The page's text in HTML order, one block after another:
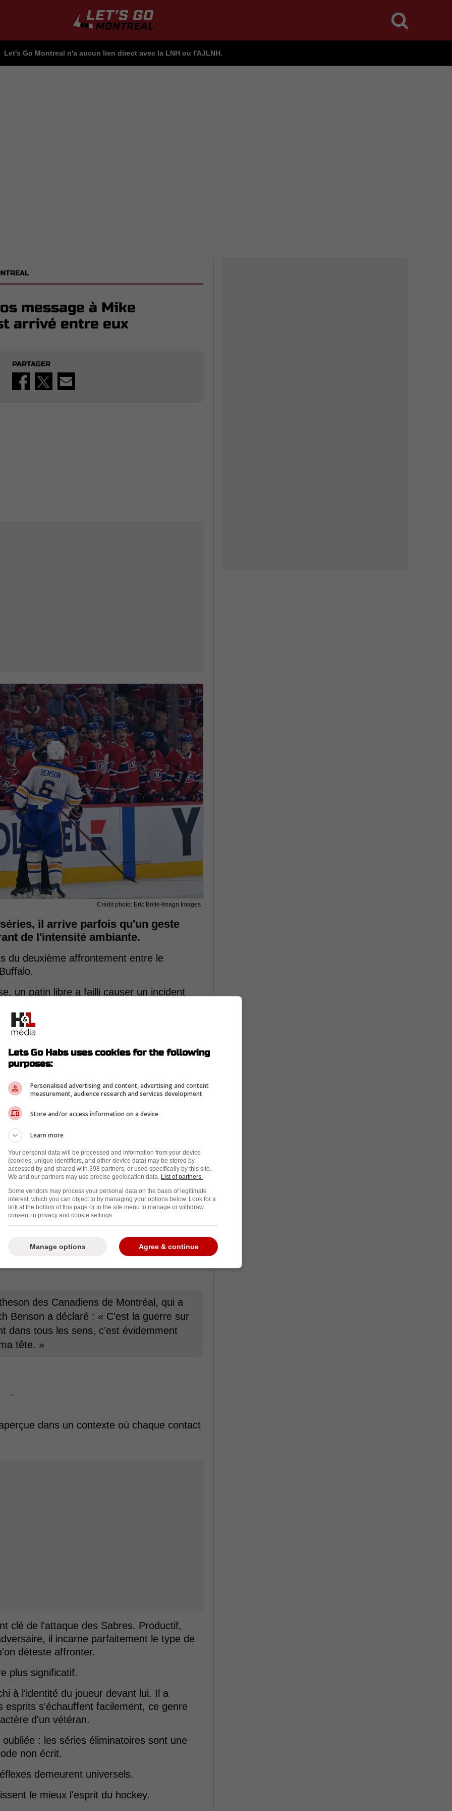
Let's Go Montreal n'a aucun lien direct avec la LNH ou l'AJLNH.
message à Mike
arrivé entre eux
PARTAGER
Crédit photo: Eric Bolte-Imagn Images
il arrive parfois qu'un geste
de l'intensité ambiante.
du deuxième affrontement entre le
un patin libre a failli causer un incident
pour protéger l'attaquant adverse.
le geste. Au contraire, il l'a souligné avec
sur la glace, la sécurité des joueurs
des Canadiens de Montréal, qui a
Benson a déclaré : « C'est la guerre sur
dans tous les sens, c'est évidemment
tête. »
-
dans un contexte où chaque contact
clé de l'attaque des Sabres. Productif,
il incarne parfaitement le type de
déteste affronter.
plus significatif.
à l'identité du joueur devant lui. Il a
esprits s'échauffent facilement, ce genre
d'un vétéran.
: les séries éliminatoires sont une
non écrit.
demeurent universels.
le mieux l'esprit du hockey.
Lets Go Habs uses cookies for the following
purposes:
Personalised advertising and content, advertising and content
measurement, audience research and services development
Store and/or access information on a device
Learn more
Your personal data will be processed and information from your device
(cookies, unique identifiers, and other device data) may be stored by,
accessed by and shared with 398 partners, or used specifically by this site.
We and our partners may use precise geolocation data. List of partners.
Some vendors may process your personal data on the basis of legitimate
interest, which you can object to by managing your options below. Look for a
link at the bottom of this page or in the site menu to manage or withdraw
consent in privacy and cookie settings.
Agree & continue
Manage options